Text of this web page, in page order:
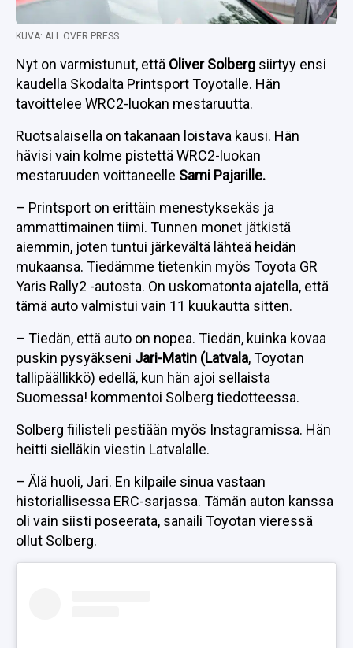
KUVA: ALL OVER PRESS
Nyt on varmistunut, että Oliver Solberg siirtyy ensi
kaudella Skodalta Printsport Toyotalle. Hän
tavoittelee WRC2-luokan mestaruutta.
Ruotsalaisella on takanaan loistava kausi. Hän
hävisi vain kolme pistettä WRC2-luokan
mestaruuden voittaneelle Sami Pajarille.
– Printsport on erittäin menestyksekäs ja
ammattimainen tiimi. Tunnen monet jätkistä
aiemmin, joten tuntui järkevältä lähteä heidän
mukaansa. Tiedämme tietenkin myös Toyota GR
Yaris Rally2 -autosta. On uskomatonta ajatella, että
tämä auto valmistui vain 11 kuukautta sitten.
– Tiedän, että auto on nopea. Tiedän, kuinka kovaa
puskin pysyäkseni Jari-Matin (Latvala, Toyotan
tallipäällikkö) edellä, kun hän ajoi sellaista
Suomessa! kommentoi Solberg tiedotteessa.
Solberg fiilisteli pestiään myös Instagramissa. Hän
heitti sielläkin viestin Latvalalle.
– Älä huoli, Jari. En kilpaile sinua vastaan
historiallisessa ERC-sarjassa. Tämän auton kanssa
oli vain siisti poseerata, sanaili Toyotan vieressä
ollut Solberg.